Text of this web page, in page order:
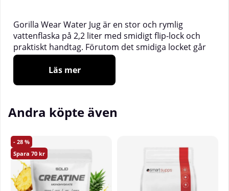
Gorilla Wear Water Jug är en stor och rymlig
vattenflaska på 2,2 liter med smidigt flip-lock och
praktiskt handtag. Förutom det smidiga locket går
hela korken att skruva av och därmed får du en stor
öppning för enkel påfyllning. Den rymliga
vattenflaskan säkerställer hela ditt dagliga intag av
samt en smidig bärrem. Flaskan är slagsäker,
livsmedelsklassad giftfri plast.
OBS!Ej anpassad för heta drycker!
Läs mer
Andra köpte även
28
70